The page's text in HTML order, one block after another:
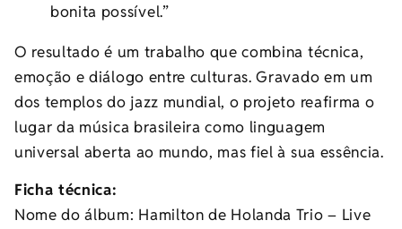
bonita possível.”
O resultado é um trabalho que combina técnica,
emoção e diálogo entre culturas. Gravado em um
dos templos do jazz mundial, o projeto reafirma o
lugar da música brasileira como linguagem
universal aberta ao mundo, mas fiel à sua essência.
Ficha técnica:
Nome do álbum: Hamilton de Holanda Trio – Live